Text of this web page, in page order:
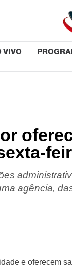
VIVO
agência,
e oferecem